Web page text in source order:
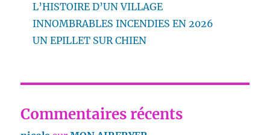
L’HISTOIRE D’UN VILLAGE
INNOMBRABLES INCENDIES EN 2026
UN EPILLET SUR CHIEN
Commentaires récents